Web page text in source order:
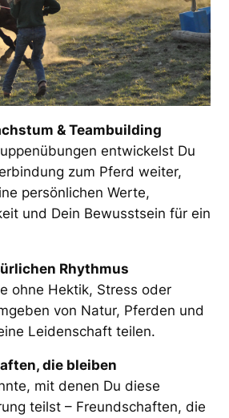
& Teambuilding
entwickelst Du
zum Pferd weiter,
persönlichen Werte,
und Dein Bewusstsein für ein
Rhythmus
ohne Hektik, Stress oder
von Natur, Pferden und
Leidenschaft teilen.
die bleiben
mit denen Du diese
teilst – Freundschaften, die